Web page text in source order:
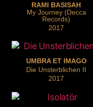
RAMI BASISAH
My Journey (Decca
Records)
2017
UMBRA ET IMAGO
Die Unsterblichen II
2017